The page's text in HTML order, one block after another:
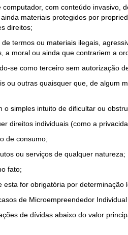
com conteúdo invasivo,
materiais protegidos por
direitos;
termos ou materiais ilegais,
a moral ou ainda que contrariem a
se como terceiro sem autorização
ou outras quaisquer que, de algum
simples intuito de dificultar ou
direitos individuais (como a
de consumo;
ou serviços de qualquer natureza;
fato;
for obrigatória por determinação
de Microempreendedor
de dívidas abaixo do valor